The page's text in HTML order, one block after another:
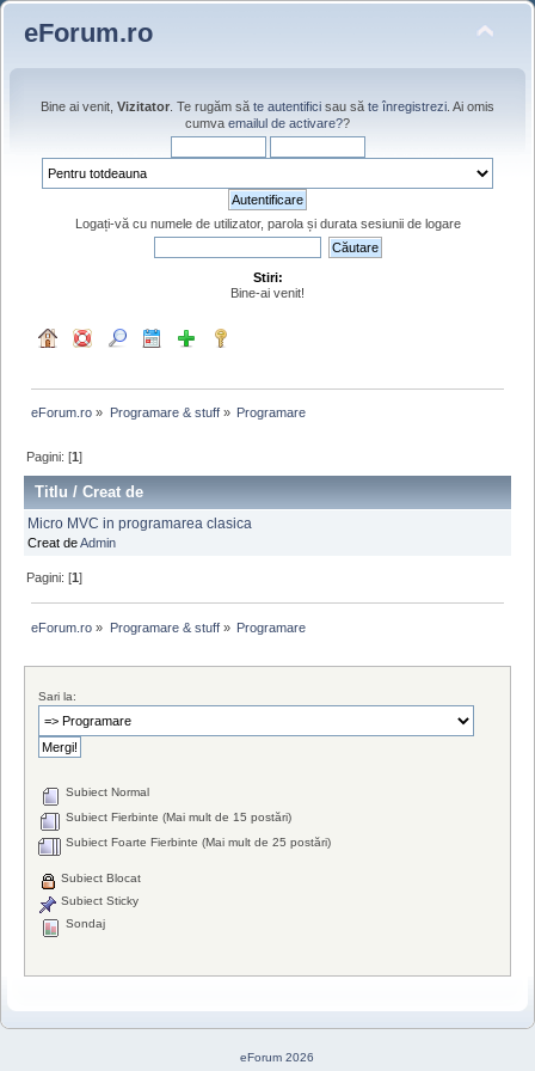
eForum.ro
Bine ai venit, Vizitator . Te rugăm să te autentifici sau să te înregistrezi . Ai omis
cumva emailul de activare??
Logați-vă cu numele de utilizator, parola și durata sesiunii de logare
Stiri:
Bine-ai venit!
eForum.ro » Programare & stuff» Programare
Pagini: [1]
Titlu /Creat de
Micro MVC in programarea clasica
Creat deAdmin
Pagini: [1]
eForum.ro » Programare & stuff» Programare
Sari la:
Subiect Normal
Subiect Fierbinte (Mai mult de 15 postări)
Subiect Foarte Fierbinte (Mai mult de 25 postări)
Subiect Blocat
Subiect Sticky
Sondaj
eForum 2026